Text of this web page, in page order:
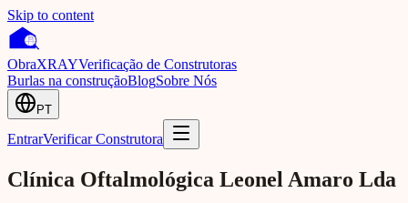
Skip to content
ObraXRAYVerificação de Construtoras
Burlas na construçãoBlogSobre Nós
PT
EntrarVerificar Construtora
Clínica Oftalmológica Leonel Amaro Lda